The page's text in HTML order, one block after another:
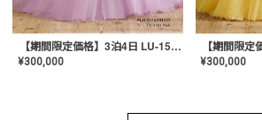
【期間限定価格】3泊4日 LU-1501(Pink)
¥300,000 ¥300,000